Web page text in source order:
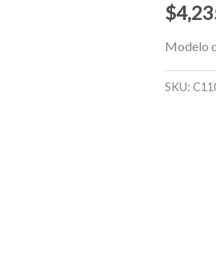
$
Modelo
SKU: